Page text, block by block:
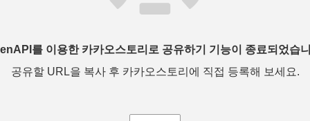
를 이용한 카카오스토리로 공유하기 기능이 종료되었습
공유할 URL을 복사 후 카카오스토리에 직접 등록해 보세요.